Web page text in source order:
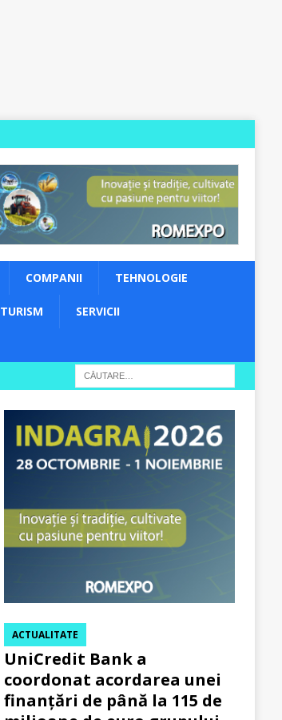
COMPANII TEHNOLOGIE
TURISM SERVICII
UniCredit Bank a
coordonat acordarea unei
finanțări de până la 115 de
ACTUALITATE